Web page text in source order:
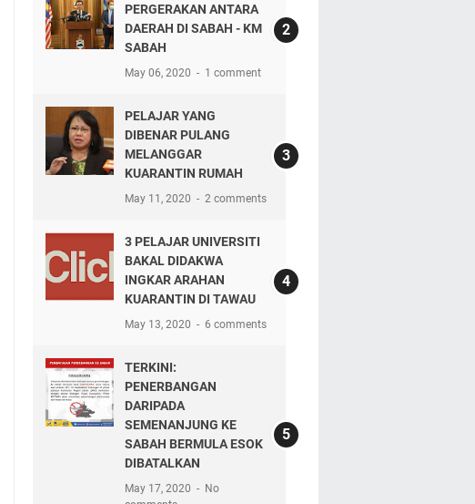
PERGERAKAN ANTARA
DAERAH DI SABAH - KM
SABAH
May 06, 2020 1 comment
PELAJAR YANG
DIBENAR PULANG
MELANGGAR
KUARANTIN RUMAH
May 11, 2020 2 comments
3 PELAJAR UNIVERSITI
BAKAL DIDAKWA
INGKAR ARAHAN
KUARANTIN DI TAWAU
May 13, 2020 6 comments
TERKINI:
PENERBANGAN
DARIPADA
SEMENANJUNG KE
SABAH BERMULA ESOK
DIBATALKAN
May 17, 2020
No